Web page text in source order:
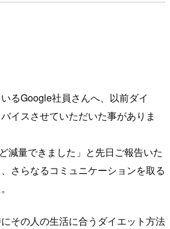
るGoogle社員さんへ、以前ダイ
イスさせていただいた事がありま
減量できました」と先日ご報告いた
さらなるコミュニケーションを取る
その人の生活に合うダイエット方法